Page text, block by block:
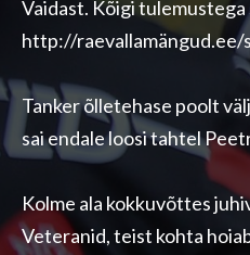
Vaidast. Kõigi
http://
Tanker õlletehase poolt
sai endale loosi tahtel
Kolme ala kokkuvõttes
Veteranid, teist kohta